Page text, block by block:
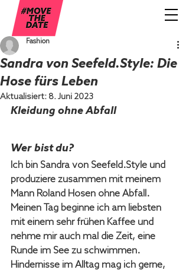
Sandra von Seefeld.Style: Die
Hose fürs Leben
Fashion
Aktualisiert: 8. Juni 2023
Kleidung ohne Abfall
Wer bist du?
Ich bin Sandra von Seefeld.Style und
produziere zusammen mit meinem
Mann Roland Hosen ohne Abfall.
Meinen Tag beginne ich am liebsten
mit einem sehr frühen Kaffee und
nehme mir auch mal die Zeit, eine
Runde im See zu schwimmen.
Hindernisse im Alltag mag ich gerne,